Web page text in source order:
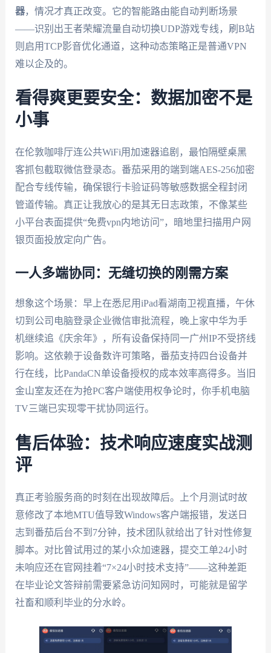
器，情况才真正改变。它的智能路由能自动判断场景
——识别出王者荣耀流量自动切换UDP游戏专线，刷B站
则启用TCP影音优化通道，这种动态策略正是普通VPN
难以企及的。
看得爽更要安全：数据加密不是
小事
在伦敦咖啡厅连公共WiFi用加速器追剧，最怕隔壁桌黑
客抓包截取微信登录态。番茄采用的端到端AES-256加密
配合专线传输，确保银行卡验证码等敏感数据全程封闭
管道传输。真正让我放心的是其无日志政策，不像某些
小平台表面提供“免费vpn内地访问”，暗地里扫描用户网
银页面投放定向广告。
一人多端协同：无缝切换的刚需方案
想象这个场景：早上在悉尼用iPad看湖南卫视直播，午休
切到公司电脑登录企业微信审批流程，晚上家中华为手
机继续追《庆余年》，所有设备保持同一广州IP不受挤线
影响。这依赖于设备数许可策略，番茄支持四台设备并
行在线，比PandaCN单设备授权的成本效率高得多。当旧
金山室友还在为抢PC客户端使用权争论时，你手机电脑
TV三端已实现零干扰协同运行。
售后体验：技术响应速度实战测
评
真正考验服务商的时刻在出现故障后。上个月测试时故
意修改了本地MTU值导致Windows客户端报错，发送日
志到番茄后台不到7分钟，技术团队就给出了针对性修复
脚本。对比曾试用过的某小众加速器，提交工单24小时
未响应还在官网挂着“7×24小时技术支持”——这种差距
在毕业论文答辩前需要紧急访问知网时，可能就是留学
社畜和顺利毕业的分水岭。